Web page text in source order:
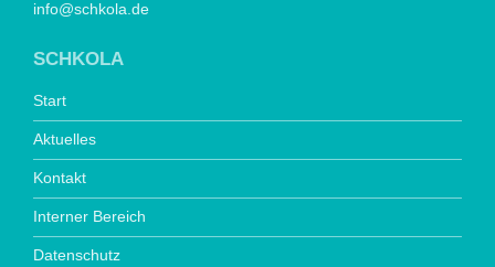
info@schkola.de
SCHKOLA
Start
Aktuelles
Kontakt
Interner Bereich
Datenschutz